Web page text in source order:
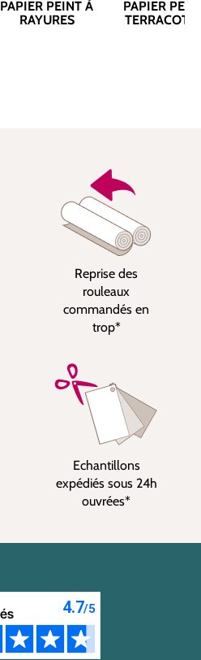
PAPIER PEINT À
RAYURES
PAPIER
Reprise des
rouleaux
commandés en
trop*
Echantillons
expédiés sous 24h
ouvrées*